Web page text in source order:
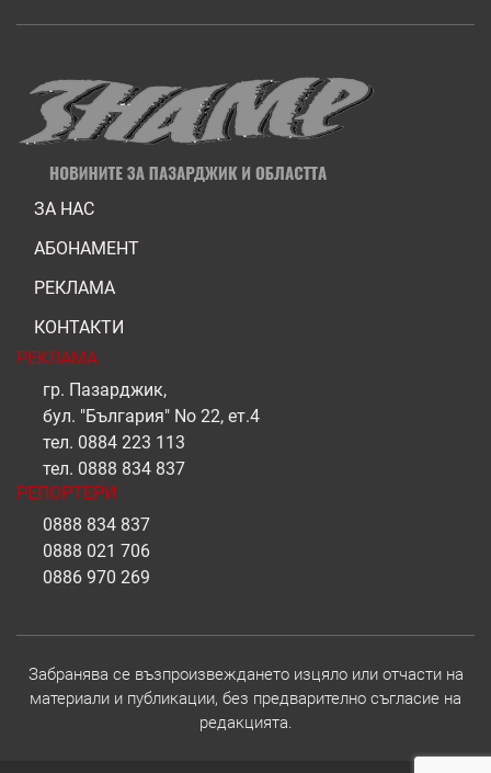
ЗА НАС
АБОНАМЕНТ
РЕКЛАМА
КОНТАКТИ
РЕКЛАМА
гр. Пазарджик,
бул. "България" No 22, ет.4
тел. 0884 223 113
тел. 0888 834 837
РЕПОРТЕРИ
0888 834 837
0888 021 706
0886 970 269
Забранява се възпроизвеждането изцяло или отчасти на
материали и публикации, без предварително съгласие на
редакцията.